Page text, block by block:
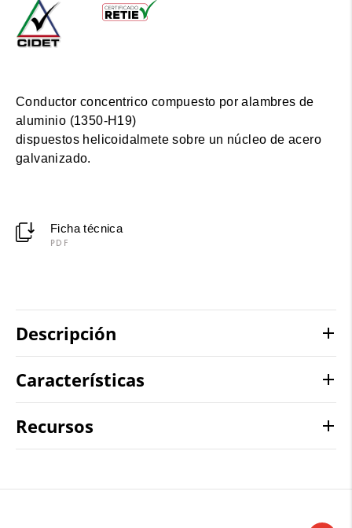
Conductor concentrico compuesto por alambres de
aluminio (1350-H19)
dispuestos helicoidalmete sobre un núcleo de acero
galvanizado.
Ficha técnica
PDF
Descripción
Características
Recursos